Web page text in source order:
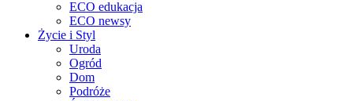
ECO edukacja
ECO newsy
Życie i Styl
Uroda
Ogród
Dom
Podróże